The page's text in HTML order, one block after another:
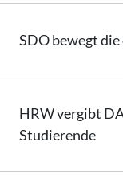
SDO bewegt
HRW vergibt
Studierende